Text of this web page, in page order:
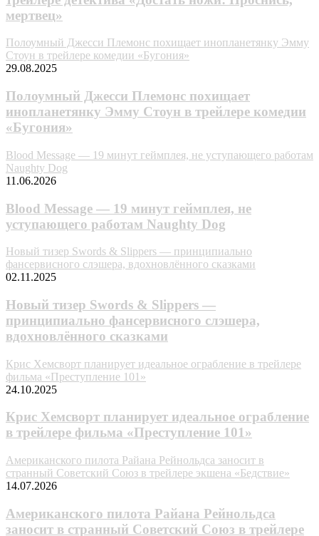
мертвец»
Полоумный Джесси Племонс похищает инопланетянку Эмму
Стоун в трейлере комедии «Бугония»
29.08.2025
Полоумный Джесси Племонс похищает
инопланетянку Эмму Стоун в трейлере комедии
«Бугония»
Blood Message — 19 минут геймплея, не уступающего работам
Naughty Dog
11.06.2026
Blood Message — 19 минут геймплея, не
уступающего работам Naughty Dog
Новый тизер Swords & Slippers — принципиально
фансервисного слэшера, вдохновлённого сказками
02.11.2025
Новый тизер Swords & Slippers —
принципиально фансервисного слэшера,
вдохновлённого сказками
Крис Хемсворт планирует идеальное ограбление в трейлере
фильма «Преступление 101»
24.10.2025
Крис Хемсворт планирует идеальное ограбление
в трейлере фильма «Преступление 101»
Американского пилота Райана Рейнольдса заносит в
странный Советский Союз в трейлере экшена «Бедствие»
14.07.2026
Американского пилота Райана Рейнольдса
заносит в странный Советский Союз в трейлере